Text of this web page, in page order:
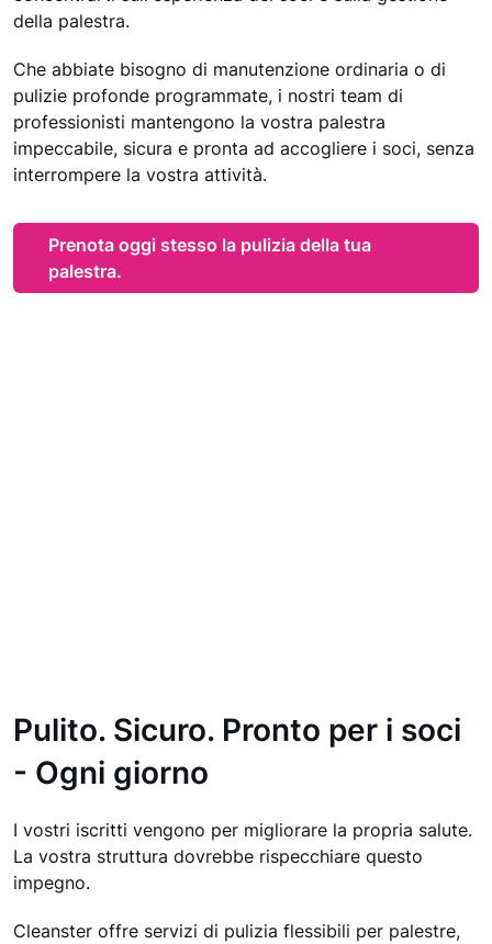
della palestra.
Che abbiate bisogno di manutenzione ordinaria o di
pulizie profonde programmate, i nostri team di
professionisti mantengono la vostra palestra
impeccabile, sicura e pronta ad accogliere i soci, senza
interrompere la vostra attività.
Prenota oggi stesso la pulizia della tua
palestra.
Pulito. Sicuro. Pronto per i soci
- Ogni giorno
I vostri iscritti vengono per migliorare la propria salute.
La vostra struttura dovrebbe rispecchiare questo
impegno.
Cleanster offre servizi di pulizia flessibili per palestre,